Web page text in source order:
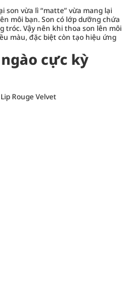
son vừa lì “matte” vừa mang lại
môi bạn. Son có lớp dưỡng chứa
tróc. Vậy nên khi thoa son lên môi
màu, đặc biệt còn tạo hiệu ứng
cực kỳ
Rouge Velvet